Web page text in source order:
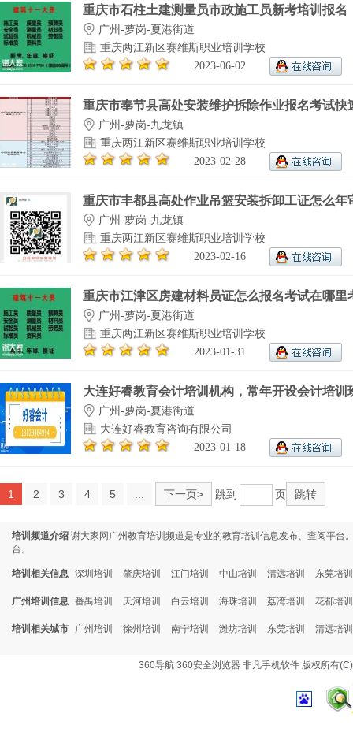
重庆市石柱土建测量员市政施工员新考培训报名
广州-萝岗-夏港街道
重庆两江新区赛维斯职业培训学校
2023-06-02
重庆市奉节县高处安装维护拆除作业报名考试快
广州-萝岗-九龙镇
重庆两江新区赛维斯职业培训学校
2023-02-28
重庆市丰都县高处作业吊篮安装拆卸工证怎么年
广州-萝岗-九龙镇
重庆两江新区赛维斯职业培训学校
2023-02-16
重庆市江津区房建材料员证怎么报名考试在哪里
广州-萝岗-夏港街道
重庆两江新区赛维斯职业培训学校
2023-01-31
大连好睿教育会计培训机构，常年开设会计培训
广州-萝岗-夏港街道
大连好睿教育咨询有限公司
2023-01-18
1 2 3 4 5 下一页> 跳到 页 跳转
培训频道介绍 谢大家网广州教育培训频道是专业的教育培训信息发布、查阅平
台。
培训相关信息 深圳培训 肇庆培训 江门培训 中山培训 清远培训 东莞培训
广州培训信息 番禺培训 天河培训 白云培训 海珠培训 荔湾培训 花都培训
培训相关城市 广州培训 徐州培训 南宁培训 潍坊培训 东莞培训 清远培训
360导航 360安全浏览器 非凡手机软件 版权所有